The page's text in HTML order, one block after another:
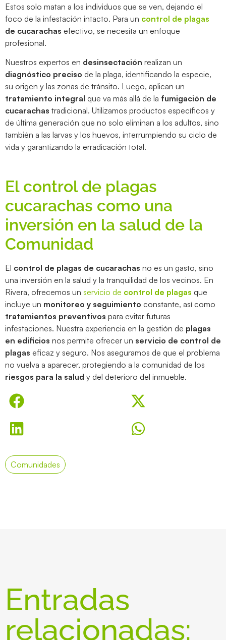
Estos solo matan a los individuos que se ven, dejando el
foco de la infestación intacto. Para un control de plagas
de cucarachas efectivo, se necesita un enfoque
profesional.
Nuestros expertos en desinsectación realizan un
diagnóstico preciso de la plaga, identificando la especie,
su origen y las zonas de tránsito. Luego, aplican un
tratamiento integral que va más allá de la fumigación de
cucarachas tradicional. Utilizamos productos específicos y
de última generación que no solo eliminan a los adultos, sino
también a las larvas y los huevos, interrumpiendo su ciclo de
vida y garantizando la erradicación total.
El control de plagas
cucarachas como una
inversión en la salud de la
Comunidad
El control de plagas de cucarachas no es un gasto, sino
una inversión en la salud y la tranquilidad de los vecinos. En
Rivera, ofrecemos un servicio de control de plagas que
incluye un monitoreo y seguimiento constante, así como
tratamientos preventivos para evitar futuras
infestaciones. Nuestra experiencia en la gestión de plagas
en edificios nos permite ofrecer un servicio de control de
plagas eficaz y seguro. Nos aseguramos de que el problema
no vuelva a aparecer, protegiendo a la comunidad de los
riesgos para la salud y del deterioro del inmueble.
Comunidades
Entradas
relacionadas: